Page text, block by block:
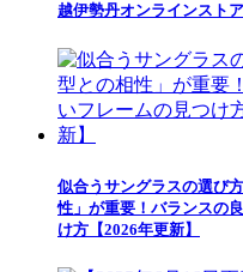
越伊勢丹オンラインストア
似合うサングラスの選び
性」が重要！バランスの
け方【2026年更新】